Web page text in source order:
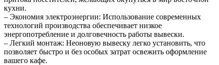
кухни.
– Экономия электроэнергии: Использование современных
технологий производства обеспечивает низкое
энергопотребление и долговечность работы вывески.
– Легкий монтаж: Неоновую вывеску легко установить, что
позволяет быстро и без особых затрат освежить оформление
вашего кафе.